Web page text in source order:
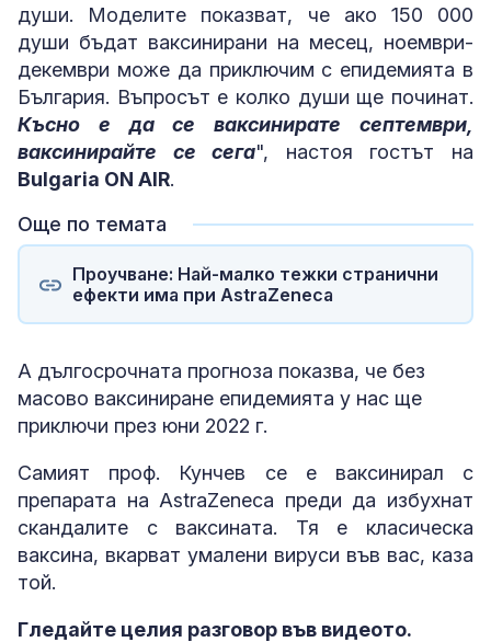
души. Моделите показват, че ако 150 000
души бъдат ваксинирани на месец, ноември-
декември може да приключим с епидемията в
България. Въпросът е колко души ще починат.
Късно е да се ваксинирате септември,
ваксинирайте се сега", настоя гостът на
Bulgaria ON AIR.
Още по темата
Проучване: Най-малко тежки странични
ефекти има при AstraZeneca
А дългосрочната прогноза показва, че без
масово ваксиниране епидемията у нас ще
приключи през юни 2022 г.
Самият проф. Кунчев се е ваксинирал с
препарата на AstraZeneca преди да избухнат
скандалите с ваксината. Тя е класическа
ваксина, вкарват умалени вируси във вас, каза
той.
Гледайте целия разговор във видеото.